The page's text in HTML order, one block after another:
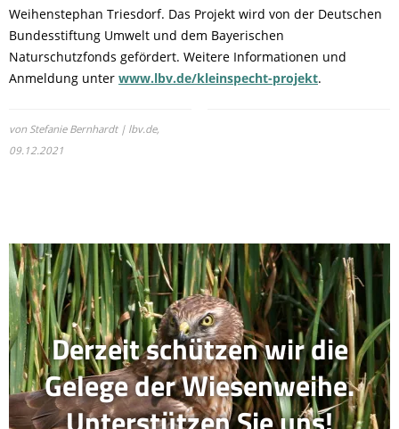
Weihenstephan Triesdorf. Das Projekt wird von der Deutschen
Bundesstiftung Umwelt und dem Bayerischen
Naturschutzfonds gefördert. Weitere Informationen und
Anmeldung unter www.lbv.de/kleinspecht-projekt.
von Stefanie Bernhardt | lbv.de,
09.12.2021
Derzeit schützen wir die
Gelege der Wiesenweihe.